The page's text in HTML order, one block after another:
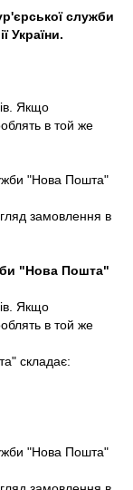
служби
України.
Якщо
в той же
"Нова Пошта"
замовлення в
"Нова Пошта"
Якщо
в той же
складає:
"Нова Пошта"